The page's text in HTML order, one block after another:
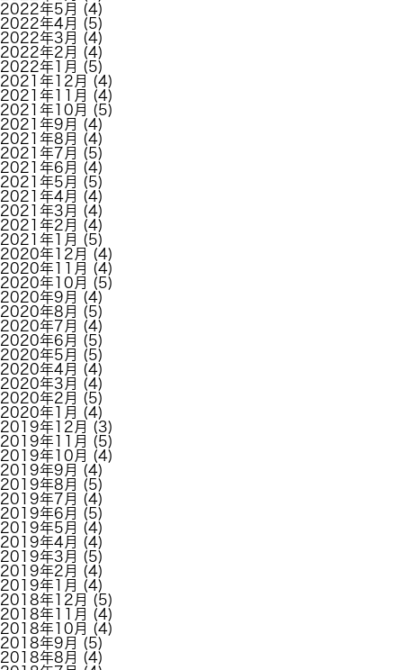
2022年5月
(4)
2022年4月
(5)
2022年3月
(4)
2022年2月
(4)
2022年1月
(5)
2021年12月
(4)
2021年11月
(4)
2021年10月
(5)
2021年9月
(4)
2021年8月
(4)
2021年7月
(5)
2021年6月
(4)
2021年5月
(5)
2021年4月
(4)
2021年3月
(4)
2021年2月
(4)
2021年1月
(5)
2020年12月
(4)
2020年11月
(4)
2020年10月
(5)
2020年9月
(4)
2020年8月
(5)
2020年7月
(4)
2020年6月
(5)
2020年5月
(5)
2020年4月
(4)
2020年3月
(4)
2020年2月
(5)
2020年1月
(4)
2019年12月
(3)
2019年11月
(5)
2019年10月
(4)
2019年9月
(4)
2019年8月
(5)
2019年7月
(4)
2019年6月
(5)
2019年5月
(4)
2019年4月
(4)
2019年3月
(5)
2019年2月
(4)
2019年1月
(4)
2018年12月
(5)
2018年11月
(4)
2018年10月
(4)
2018年9月
(5)
2018年8月
(4)